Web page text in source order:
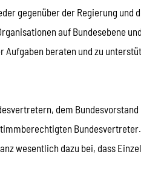
gegenüber der Regierung und
auf Bundesebene
Aufgaben beraten und zu
dem
wesentlich dazu bei, dass